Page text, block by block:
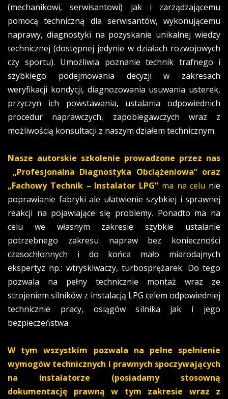
(mechanikowi, serwisantowi) jak i zarządzającemu
pomocą techniczną dla serwisantów, wykonującemu
naprawy, diagnostyki na pozyskanie unikalnej wiedzy
technicznej (dostępnej jedynie w działach rozwojowych
czy sportu). Umożliwia poznanie technik trafnego i
szybkiego podejmowania decyzji w zakresach
weryfikacji kondycji, diagnozowania usuwania usterek,
przyczyn ich powstawania, ustalania odpowiednich
procedur naprawczych, zapobiegawczych wraz z
możliwością konsultacji z naszym działem technicznym.
Nasze autorskie szkolenie prowadzone przez nas
„Profesjonalna Diagnostyka Obciążeniowa” oraz
„Fachowy Technik – Instalator LPG” ma na celu nie
poprawianie fabryki ale ułatwienie szybkiej i sprawnej
reakcji na pojawiające się problemy. Ponadto ma na
celu we własnym zakresie szybkie ustalanie
potrzebnego zakresu napraw bez konieczności
czasochłonnych i do końca mało miarodajnych
ekspertyz np.: wtryskiwaczy, turbosprężarek. Do tego
pozwala na pełny technicznie montaż wraz ze
strojeniem silników z instalacją LPG celem odpowiedniej
technicznie pracy, osiągów silnika jak i jego
bezpieczeństwa.
W tym wszystkim pozwala na pełne spełnienie
wymogów technicznych i prawnych spoczywających
na instalatorze (posiadamy stosowną
dokumentację prawną w tym zakresie wraz z